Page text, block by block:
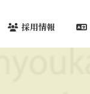
採用情報